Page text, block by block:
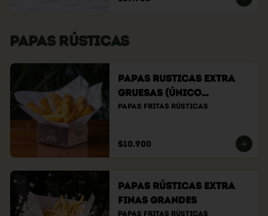
PAPAS RÚSTICAS
Papas Rusticas Extra
Gruesas (Único
tamaño)
Papas fritas rústicas
$10.900
Papas Rústicas Extra
Finas Grandes
Papas fritas rústicas